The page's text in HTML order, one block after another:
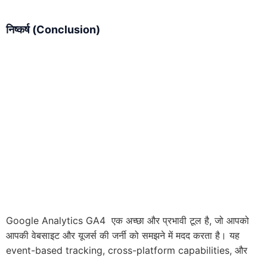
निष्कर्ष (Conclusion)
Google Analytics GA4 एक अच्छा और प्रभावी टूल है, जो आपको
आपकी वेबसाइट और यूजर्स की जर्नी को समझने में मदद करता है। यह
event-based tracking, cross-platform capabilities, और